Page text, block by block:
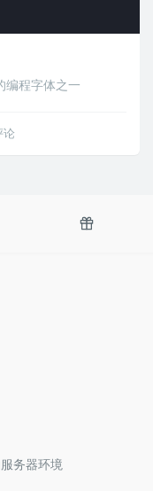
编程字体之一
论
务器环境